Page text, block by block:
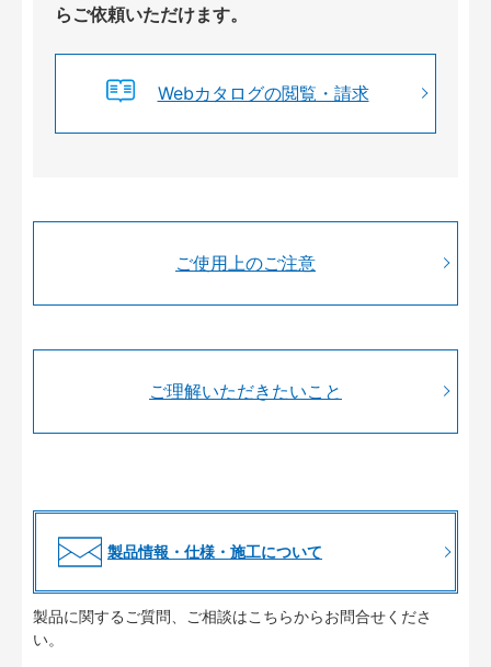
らご依頼いただけます。
Webカタログの閲覧・請求
ご使用上のご注意
ご理解いただきたいこと
製品情報・仕様・施工について
製品に関するご質問、ご相談はこちらからお問合せくださ
い。